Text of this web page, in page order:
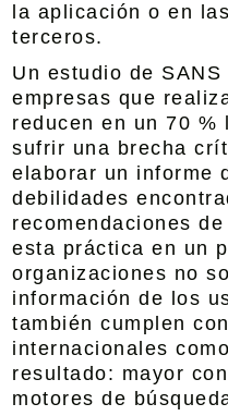
la aplicación o en
terceros.
Un estudio de
empresas que
reducen en un 70 %
sufrir una brecha
elaborar un informe
debilidades
recomendaciones
esta práctica en un
organizaciones no
información de los
también cumplen
internacionales
resultado: mayor
motores de